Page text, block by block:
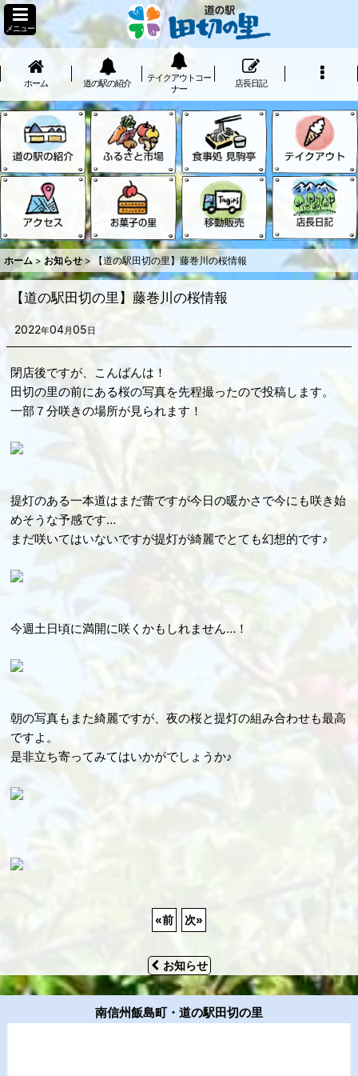
メニュー
ホーム 道の駅の紹介
テイクアウトコー
ナー
店長日記
ホーム > お知らせ > 【道の駅田切の里】藤巻川の桜情報
【道の駅田切の里】藤巻川の桜情報
2022年04月05日
閉店後ですが、こんばんは！
田切の里の前にある桜の写真を先程撮ったので投稿します。
一部７分咲きの場所が見られます！
提灯のある一本道はまだ蕾ですが今日の暖かさで今にも咲き始
めそうな予感です…
まだ咲いてはいないですが提灯が綺麗でとても幻想的です♪
今週土日頃に満開に咲くかもしれません…！
朝の写真もまた綺麗ですが、夜の桜と提灯の組み合わせも最高
ですよ。
是非立ち寄ってみてはいかがでしょうか♪
«前 次»
お知らせ
南信州飯島町・道の駅田切の里